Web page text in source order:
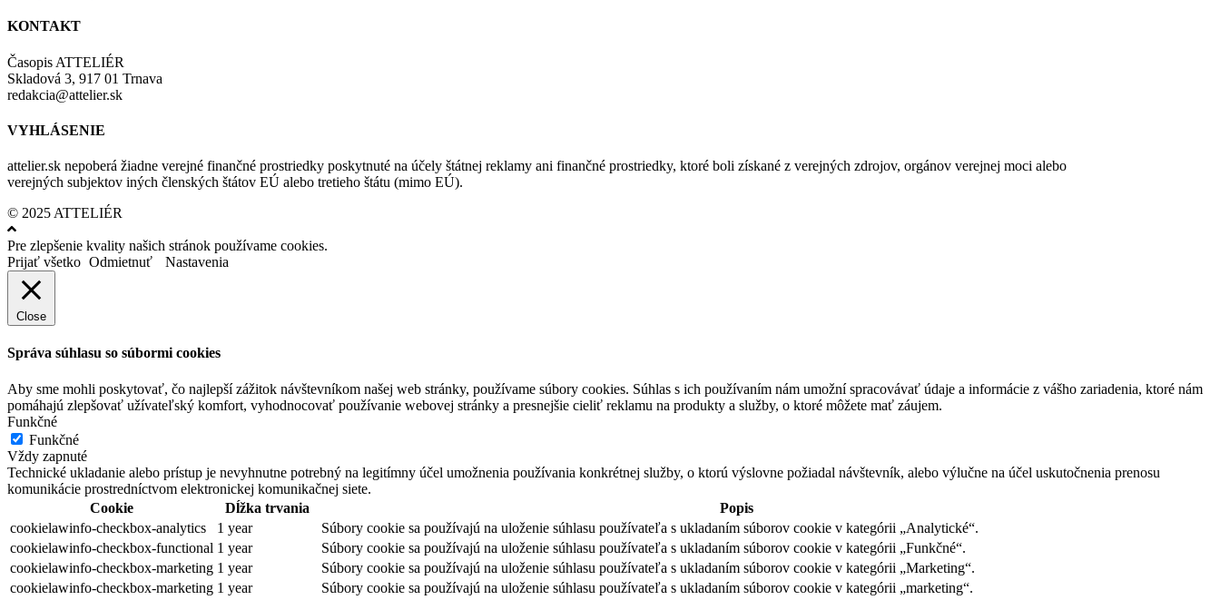
KONTAKT
Časopis ATTELIÉR
Skladová 3, 917 01 Trnava
redakcia@attelier.sk
VYHLÁSENIE
attelier.sk nepoberá žiadne verejné finančné prostriedky poskytnuté na účely štátnej reklamy ani finančné prostriedky, ktoré boli získané z verejných zdrojov, orgánov verejnej moci alebo
verejných subjektov iných členských štátov EÚ alebo tretieho štátu (mimo EÚ).
© 2025 ATTELIÉR
Pre zlepšenie kvality našich stránok používame cookies.
Prijať všetko Odmietnuť Nastavenia
Close
Správa súhlasu so súbormi cookies
Aby sme mohli poskytovať, čo najlepší zážitok návštevníkom našej web stránky, používame súbory cookies. Súhlas s ich používaním nám umožní spracovávať údaje a informácie z vášho zariadenia, ktoré nám
pomáhajú zlepšovať užívateľský komfort, vyhodnocovať používanie webovej stránky a presnejšie cieliť reklamu na produkty a služby, o ktoré môžete mať záujem.
Funkčné
Funkčné
Vždy zapnuté
Technické ukladanie alebo prístup je nevyhnutne potrebný na legitímny účel umožnenia používania konkrétnej služby, o ktorú výslovne požiadal návštevník, alebo výlučne na účel uskutočnenia prenosu
komunikácie prostredníctvom elektronickej komunikačnej siete.
Cookie
Dĺžka trvania
Popis
cookielawinfo-checkbox-analytics
1 year
Súbory cookie sa používajú na uloženie súhlasu používateľa s ukladaním súborov cookie v kategórii „Analytické“.
cookielawinfo-checkbox-functional 1 year
Súbory cookie sa používajú na uloženie súhlasu používateľa s ukladaním súborov cookie v kategórii „Funkčné“.
cookielawinfo-checkbox-marketing 1 year
Súbory cookie sa používajú na uloženie súhlasu používateľa s ukladaním súborov cookie v kategórii „Marketing“.
cookielawinfo-checkbox-marketing 1 year
Súbory cookie sa používajú na uloženie súhlasu používateľa s ukladaním súborov cookie v kategórii „marketing“.